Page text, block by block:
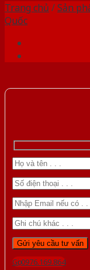
Trang chủ /Sản
Quốc
Gọi 0976.169.864